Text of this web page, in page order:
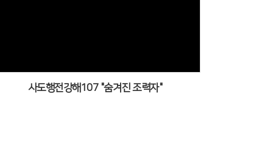
사도행전강해107 "숨겨진 조력자"